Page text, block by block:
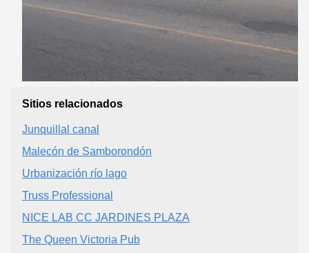
Sitios relacionados
Junquillal canal
Malecón de Samborondón
Urbanización río lago
Truss Professional
NICE LAB CC JARDINES PLAZA
The Queen Victoria Pub